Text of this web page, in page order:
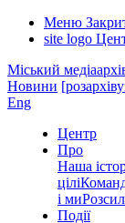
Меню
site logo
Міський
Новини
Eng
Центр
Про
Наша
цілі
і ми
Події